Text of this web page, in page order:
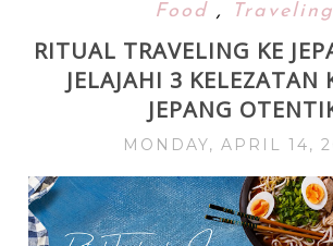
Food , Traveling
RITUAL TRAVELING KE
JELAJAHI 3 KELEZATAN
JEPANG
MONDAY, APRIL 14,